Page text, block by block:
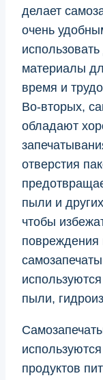
делает
очень
материалы
время и
Во-вторых,
обладают
отверстия
пыли и
чтобы
повреждения
пыли,
продуктов